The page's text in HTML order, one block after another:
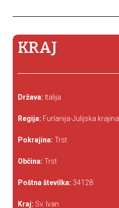
KRAJ
Država: Italija
Regija: Furlanija-Julijska krajina
Pokrajina: Trst
Občina: Trst
Poštna številka: 34128
Kraj: Sv. Ivan